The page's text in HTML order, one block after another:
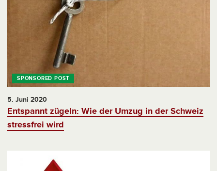
5. Juni 2020
Entspannt zügeln: Wie der Umzug in der Schweiz
stressfrei wird